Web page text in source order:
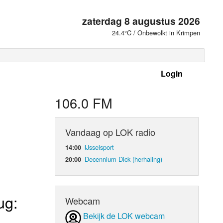
zaterdag 8 augustus 2026
24.4°C / Onbewolkt in Krimpen
Login
106.0 FM
Vandaag op LOK radio
14:00 IJsselsport
20:00 Decennium Dick (herhaling)
Webcam
Bekijk de LOK webcam